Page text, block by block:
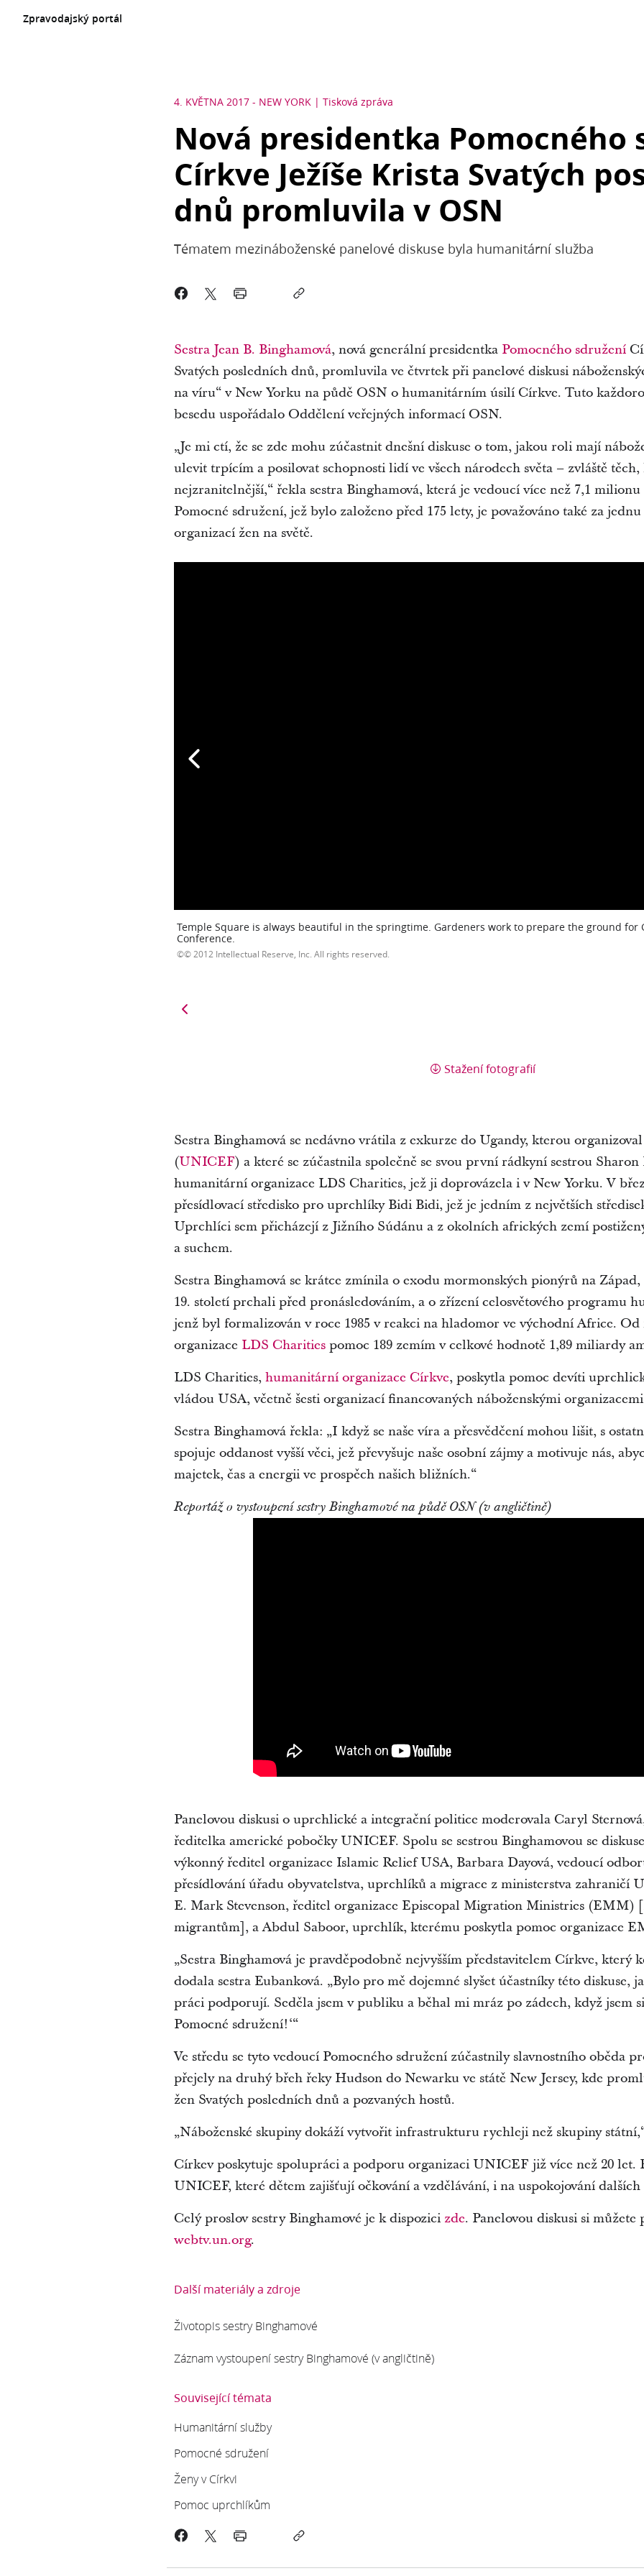
Zpravodajský portál
4. KVĚTNA 2017 - NEW YORK Tisková zpráva
Nová presidentka Pomocného
Církve Ježíše Krista Svatých
dnů promluvila v OSN
Tématem mezináboženské panelové diskuse byla humanitární služba
Sestra Jean B. Binghamová, nová generální presidentka Pomocného sdružení
Svatých posledních dnů, promluvila ve čtvrtek při panelové diskusi
na víru“ v New Yorku na půdě OSN o humanitárním úsilí Církve. Tuto
besedu uspořádalo Oddělení veřejných informací OSN.
„Je mi ctí, že se zde mohu zúčastnit dnešní diskuse o tom, jakou roli mají
ulevit trpícím a posilovat schopnosti lidí ve všech národech světa – zvláště
nejzranitelnější,“ řekla sestra Binghamová, která je vedoucí více než 7,1
Pomocné sdružení, jež bylo založeno před 175 lety, je považováno také za
organizací žen na světě.
Temple Square is always beautiful in the springtime. Gardeners work to prepare the ground for
Conference.
© 2012 Intellectual Reserve, Inc. All rights reserved.
Stažení fotografií
Sestra Binghamová se nedávno vrátila z exkurze do Ugandy, kterou
(UNICEF) a které se zúčastnila společně se svou první rádkyní sestrou
humanitární organizace LDS Charities, jež ji doprovázela i v New Yorku. V
přesídlovací středisko pro uprchlíky Bidi Bidi, jež je jedním z největších
Uprchlíci sem přicházejí z Jižního Súdánu a z okolních afrických zemí
a suchem.
Sestra Binghamová se krátce zmínila o exodu mormonských pionýrů na
19. století prchali před pronásledováním, a o zřízení celosvětového programu
jenž byl formalizován v roce 1985 v reakci na hladomor ve východní Africe. Od
organizace LDS Charitiespomoc 189 zemím v celkové hodnotě 1,89 miliardy
LDS Charities, humanitární organizace Církve, poskytla pomoc devíti
vládou USA, včetně šesti organizací financovaných náboženskými
Sestra Binghamová řekla: „I když se naše víra a přesvědčení mohou lišit, s
spojuje oddanost vyšší věci, jež převyšuje naše osobní zájmy a motivuje nás,
majetek, čas a energii ve prospěch našich bližních.“
Reportáž o vystoupení sestry Binghamové na půdě OSN (v angličtině)
Panelovou diskusi o uprchlické a integrační politice moderovala Caryl
ředitelka americké pobočky UNICEF. Spolu se sestrou Binghamovou se
výkonný ředitel organizace Islamic Relief USA, Barbara Dayová, vedoucí
přesídlování úřadu obyvatelstva, uprchlíků a migrace z ministerstva zahraničí
E. Mark Stevenson, ředitel organizace Episcopal Migration Ministries (EMM)
migrantům], a Abdul Saboor, uprchlík, kterému poskytla pomoc organizace
„Sestra Binghamová je pravděpodobně nejvyšším představitelem Církve, který
dodala sestra Eubanková. „Bylo pro mě dojemné slyšet účastníky této diskuse,
práci podporují. Seděla jsem v publiku a běhal mi mráz po zádech, když jsem
Pomocné sdružení!‘“
Ve středu se tyto vedoucí Pomocného sdružení zúčastnily slavnostního oběda
přejely na druhý břeh řeky Hudson do Newarku ve státě New Jersey, kde
žen Svatých posledních dnů a pozvaných hostů.
„Náboženské skupiny dokáží vytvořit infrastrukturu rychleji než skupiny
Církev poskytuje spolupráci a podporu organizaci UNICEF již více než 20 let.
UNICEF, které dětem zajišťují očkování a vzdělávání, i na uspokojování dalších
Celý proslov sestry Binghamové je k dispozici zde. Panelovou diskusi si můžete
webtv.un.org.
Další materiály a zdroje
Životopis sestry Binghamové
Záznam vystoupení sestry Binghamové (v angličtině)
Související témata
Humanitární služby
Pomocné sdružení
Ženy v Církvi
Pomoc uprchlíkům